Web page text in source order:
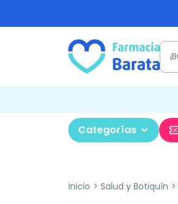
Categorías
Inicio Salud y Botiquín